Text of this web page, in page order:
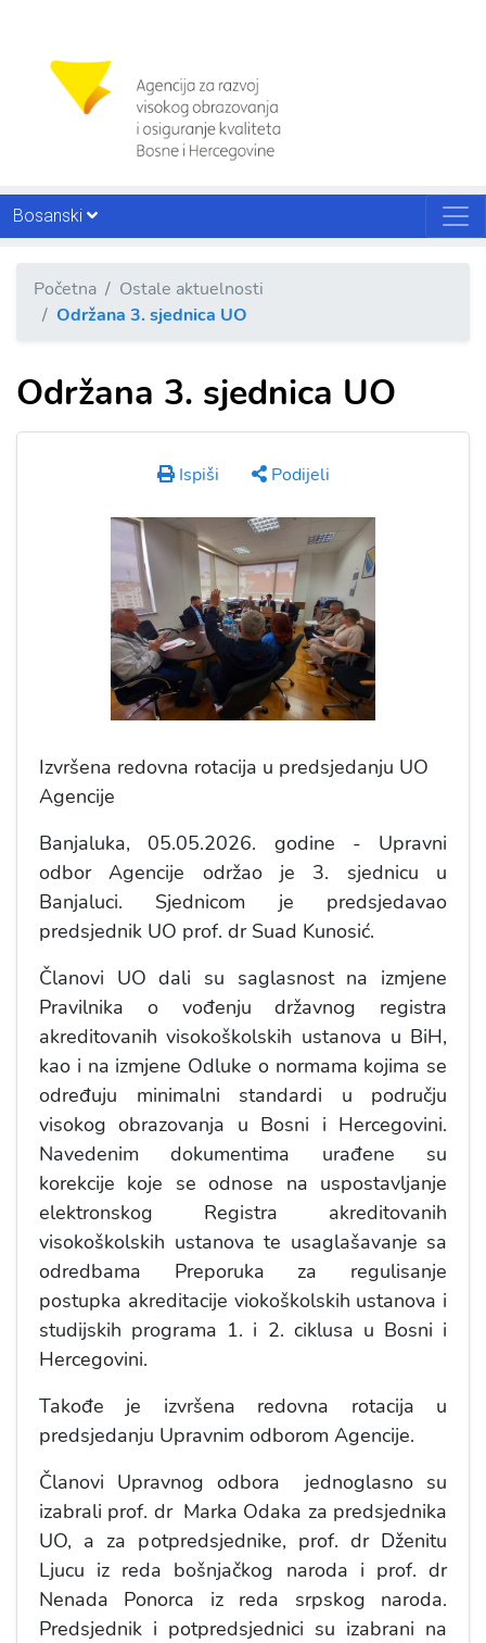
Bosanski
Početna
Ostale aktuelnosti
Održana 3. sjednica UO
Održana 3. sjednica UO
Ispiši Podijeli
Izvršena redovna rotacija u predsjedanju UO
Agencije
Banjaluka, 05.05.2026. godine - Upravni
odbor Agencije održao je 3. sjednicu u
Banjaluci. Sjednicom je predsjedavao
predsjednik UO prof. dr Suad Kunosić.
Članovi UO dali su saglasnost na izmjene
Pravilnika o vođenju državnog registra
akreditovanih visokoškolskih ustanova u BiH,
kao i na izmjene Odluke o normama kojima se
određuju minimalni standardi u području
visokog obrazovanja u Bosni i Hercegovini.
Navedenim dokumentima urađene su
korekcije koje se odnose na uspostavljanje
elektronskog Registra akreditovanih
visokoškolskih ustanova te usaglašavanje sa
odredbama Preporuka za regulisanje
postupka akreditacije viokoškolskih ustanova i
studijskih programa 1. i 2. ciklusa u Bosni i
Hercegovini.
Takođe je izvršena redovna rotacija u
predsjedanju Upravnim odborom Agencije.
Članovi Upravnog odbora jednoglasno su
izabrali prof. dr Marka Odaka za predsjednika
UO, a za potpredsjednike, prof. dr Dženitu
Ljucu iz reda bošnjačkog naroda i prof. dr
Nenada Ponorca iz reda srpskog naroda.
Predsjednik i potpredsjednici su izabrani na